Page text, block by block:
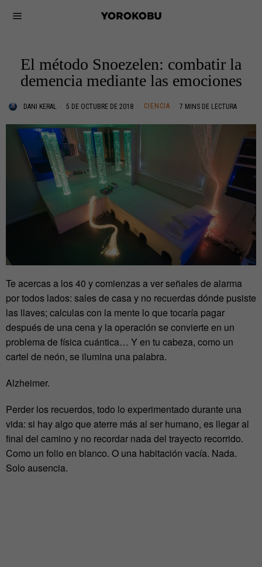
El método Snoezelen: combatir la
demencia mediante las emociones
DANI KERAL 5 DE OCTUBRE DE 2018 CIENCIA 7 MINS DE LECTURA
Te acercas a los 40 y comienzas a ver señales de alarma
por todos lados: sales de casa y no recuerdas dónde pusiste
las llaves; calculas con la mente lo que tocaría pagar
después de una cena y la operación se convierte en un
problema de física cuántica… Y en tu cabeza, como un
cartel de neón, se ilumina una palabra.
Alzheimer.
Perder los recuerdos, todo lo experimentado durante una
vida: si hay algo que aterre más al ser humano, es llegar al
final del camino y no recordar nada del trayecto recorrido.
Como un folio en blanco. O una habitación vacía. Nada.
Solo ausencia.